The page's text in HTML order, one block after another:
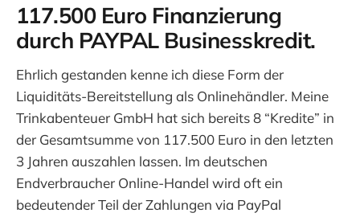
117.500 Euro Finanzierung
durch PAYPAL Businesskredit.
Ehrlich gestanden kenne ich diese Form der
Liquiditäts-Bereitstellung als Onlinehändler. Meine
Trinkabenteuer GmbH hat sich bereits 8 “Kredite” in
der Gesamtsumme von 117.500 Euro in den letzten
3 Jahren auszahlen lassen. Im deutschen
Endverbraucher Online-Handel wird oft ein
bedeutender Teil der Zahlungen via PayPal